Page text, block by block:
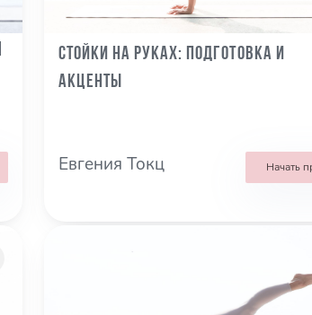
Стойки на руках: подготовка и
акценты
Евгения Токц Начать